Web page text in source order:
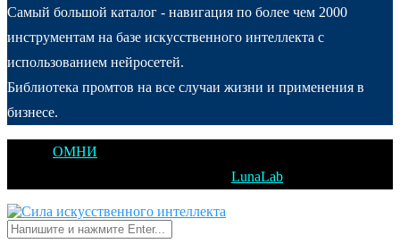
Самый большой каталог - навигация по более чем 2000
инструментам на базе искусственного интеллекта с
использованием нейросетей.
Библиотека промтов на все случаи жизни и применения в
бизнесе.
ОМНИ
LunaLab